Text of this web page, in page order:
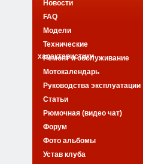
Новости
FAQ
Модели
Технические
характеристики
Ремонт и обслуживание
Мотокалендарь
Руководства эксплуатации
Статьи
Рюмочная (видео чат)
Форум
Фото альбомы
Устав клуба